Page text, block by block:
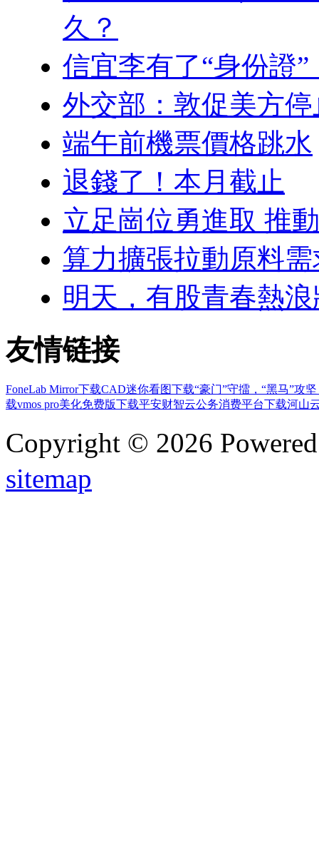
久？
信宜李有了“身份證”
外交部：敦促美方
端午前機票價格跳水
退錢了！本月截止
立足崗位勇進取 推
算力擴張拉動原料
明天，有股青春熱
友情链接
FoneLab Mirror下载CAD迷你看图下载“豪门”守擂，“黑马”攻
载vmos pro美化免费版下载平安财智云公务消费平台下载河山
Copyright © 2026
sitemap